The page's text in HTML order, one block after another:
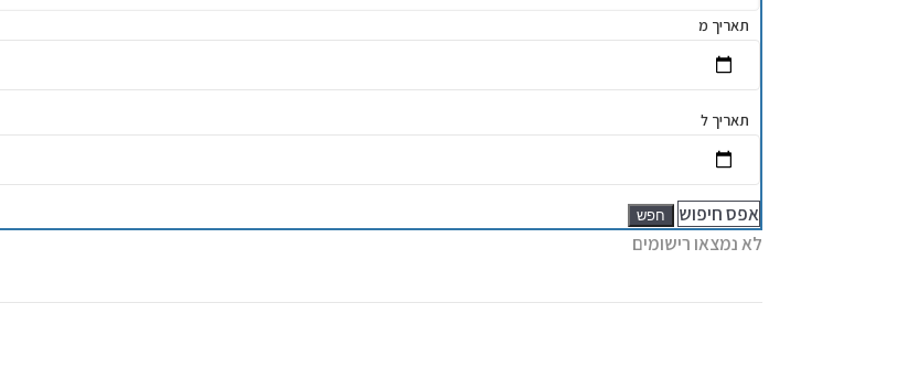
תאריך מ
תאריך ל
אפס חיפוש חפש
לא נמצאו רישומים